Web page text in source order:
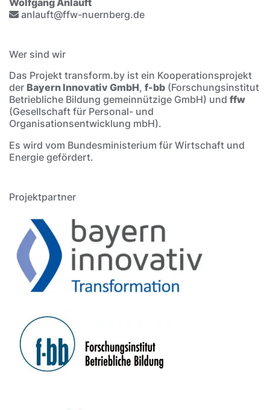
Wolfgang Anlauft
anlauft@ffw-nuernberg.de
Wer sind wir
Das Projekt transform.by ist ein Kooperationsprojekt
der Bayern Innovativ GmbH, f-bb (Forschungsinstitut
Betriebliche Bildung gemeinnützige GmbH) und ffw
(Gesellschaft für Personal- und
Organisationsentwicklung mbH).
Es wird vom Bundesministerium für Wirtschaft und
Energie gefördert.
Projektpartner